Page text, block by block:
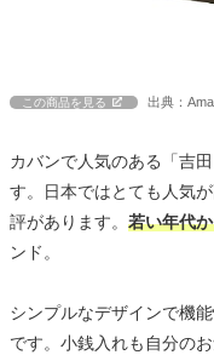
この商品を見る 出典：
カバンで人気のある「吉
す。日本ではとても人気
評があります。 若い年代
ンド。
シンプルなデザインで機
です。小銭入れも自分の